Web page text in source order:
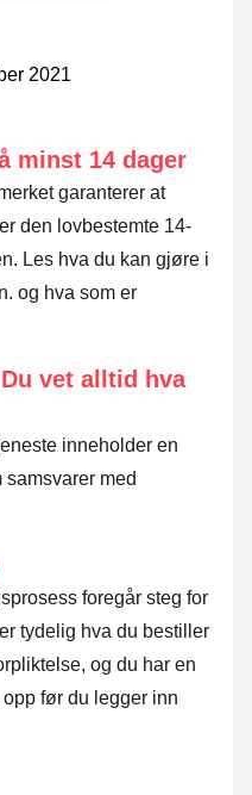
2021
minst 14 dager
garanterer at
den lovbestemte 14-
Les hva du kan gjøre i
og hva som er
vet alltid hva
inneholder en
med
foregår steg for
tydelig hva du bestiller
og du har en
før du legger inn